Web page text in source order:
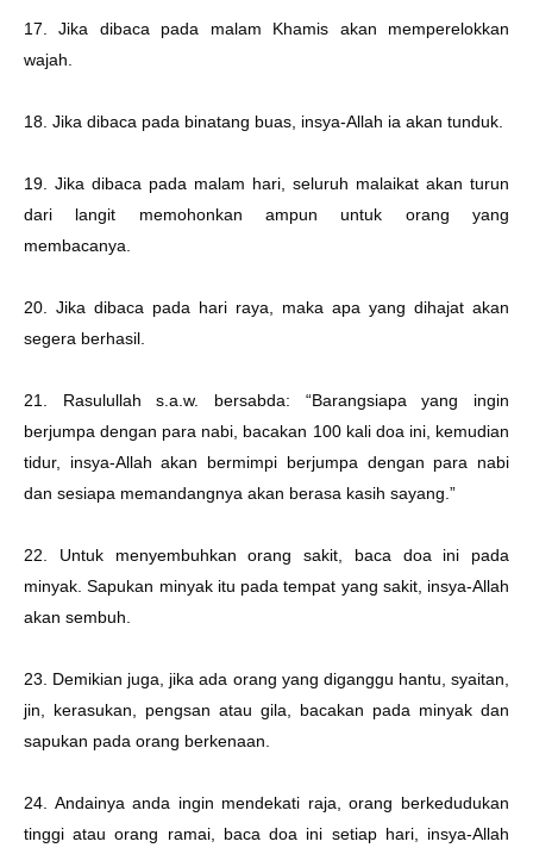
17. Jika dibaca pada malam Khamis akan memperelokkan
wajah.
18. Jika dibaca pada binatang buas, insya-Allah ia akan tunduk.
19. Jika dibaca pada malam hari, seluruh malaikat akan turun
dari langit memohonkan ampun untuk orang yang
membacanya.
20. Jika dibaca pada hari raya, maka apa yang dihajat akan
segera berhasil.
21. Rasulullah s.a.w. bersabda: “Barangsiapa yang ingin
berjumpa dengan para nabi, bacakan 100 kali doa ini, kemudian
tidur, insya-Allah akan bermimpi berjumpa dengan para nabi
dan sesiapa memandangnya akan berasa kasih sayang.”
22. Untuk menyembuhkan orang sakit, baca doa ini pada
minyak. Sapukan minyak itu pada tempat yang sakit, insya-Allah
akan sembuh.
23. Demikian juga, jika ada orang yang diganggu hantu, syaitan,
jin, kerasukan, pengsan atau gila, bacakan pada minyak dan
sapukan pada orang berkenaan.
24. Andainya anda ingin mendekati raja, orang berkedudukan
tinggi atau orang ramai, baca doa ini setiap hari, insya-Allah